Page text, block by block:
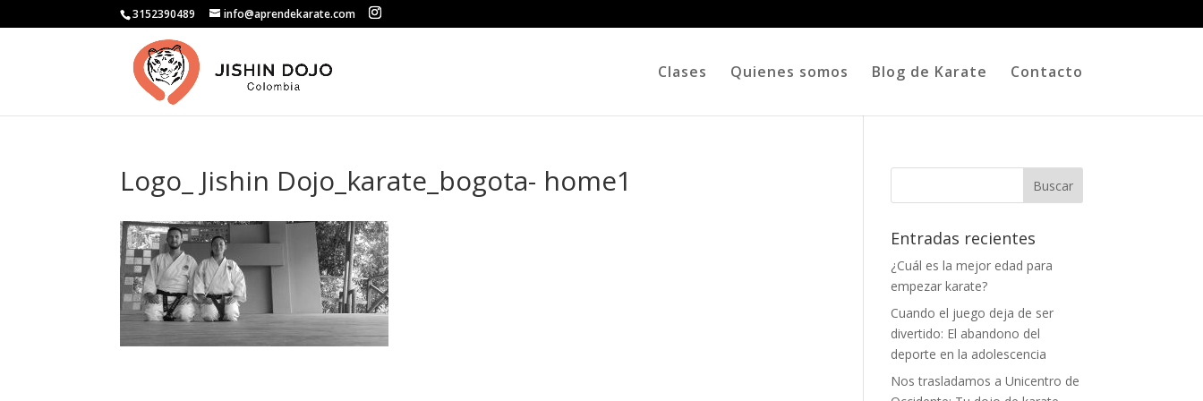
3152390489 info@aprendekarate.com
Clases Quienes somos Blog de Karate Contacto
Logo_ Jishin Dojo_karate_bogota- home1
Entradas recientes
¿Cuál es la mejor edad para
empezar karate?
Cuando el juego deja de ser
divertido: El abandono del
deporte en la adolescencia
Nos trasladamos a Unicentro de